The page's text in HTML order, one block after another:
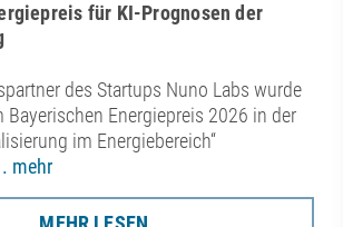
für KI-Prognosen der
des Startups Nuno Labs wurde
Bayerischen Energiepreis 2026 in der
im Energiebereich“
mehr